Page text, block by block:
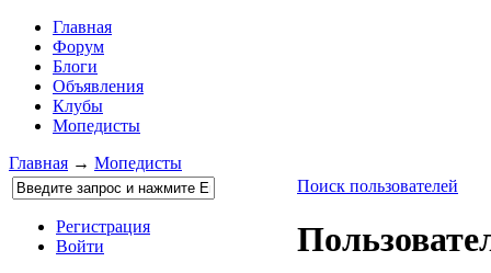
Главная
Форум
Блоги
Объявления
Клубы
Мопедисты
Главная → Мопедисты
Регистрация
Войти
Поиск пользователей